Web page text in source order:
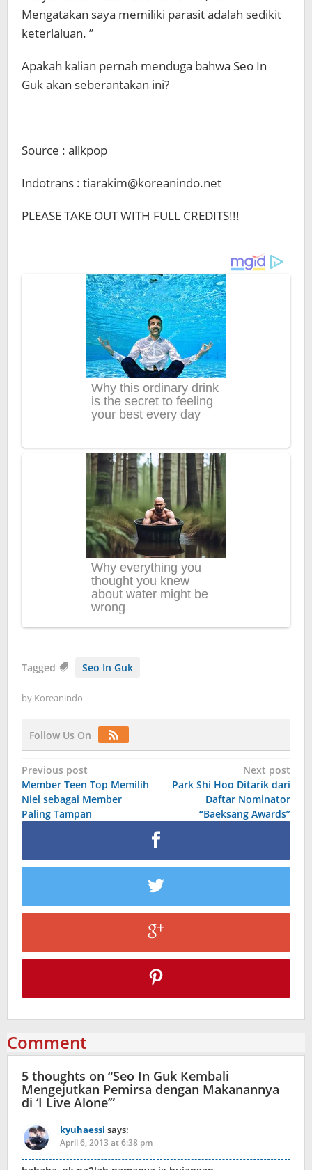
Mengatakan saya memiliki parasit adalah sedikit
keterlaluan. ”
Apakah kalian pernah menduga bahwa Seo In
Guk akan seberantakan ini?
Source : allkpop
Indotrans : tiarakim@koreanindo.net
PLEASE TAKE OUT WITH FULL CREDITS!!!
Tagged Seo In Guk
by Koreanindo
Follow Us On
Post
navigation
Previous post
Member Teen Top Memilih
Niel sebagai Member
Paling Tampan
Next post
Park Shi Hoo Ditarik dari
Daftar Nominator
“Baeksang Awards”
Comment
5 thoughts on “Seo In Guk Kembali
Mengejutkan Pemirsa dengan Makanannya
di ‘I Live Alone’”
kyuhaessi says:
April 6, 2013 at 6:38 pm